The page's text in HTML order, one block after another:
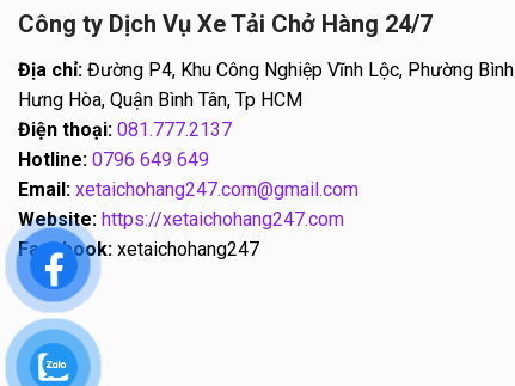
Công ty Dịch Vụ Xe Tải Chở Hàng 24/7
Địa chỉ: Đường P4, Khu Công Nghiệp Vĩnh Lộc, Phường Bình
Hưng Hòa, Quận Bình Tân, Tp HCM
Điện thoại: 081.777.2137
Hotline: 0796 649 649
Email: xetaichohang247.com@gmail.com
Website: https://xetaichohang247.com
Facebook: xetaichohang247